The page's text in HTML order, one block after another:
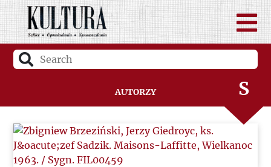
Autorzy
Q
R
S
Ś
T